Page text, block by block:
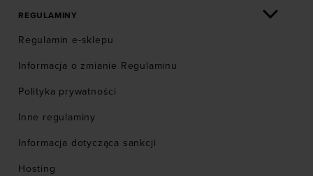
REGULAMINY
Regulamin e-sklepu
Informacja o zmianie Regulaminu
Polityka prywatności
Inne regulaminy
Informacja dotycząca sankcji
Hosting